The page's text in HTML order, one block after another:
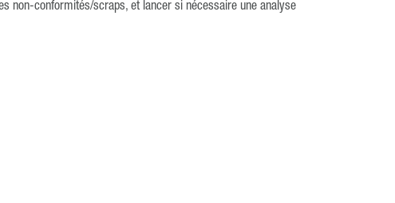
non-conformités/scraps, et lancer si nécessaire une analyse